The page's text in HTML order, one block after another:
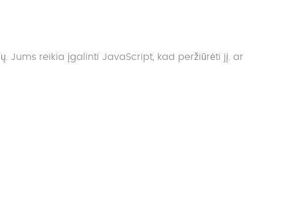
Jums reikia įgalinti JavaScript, kad peržiūrėti jį. ar